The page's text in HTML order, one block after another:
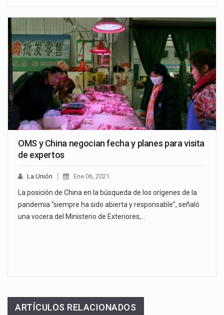
OMS y China negocian fecha y planes para visita
de expertos
La Unión Ene 06, 2021
La posición de China en la búsqueda de los orígenes de la
pandemia “siempre ha sido abierta y responsable”, señaló
una vocera del Ministerio de Exteriores,…
ARTÍCULOS RELACIONADOS